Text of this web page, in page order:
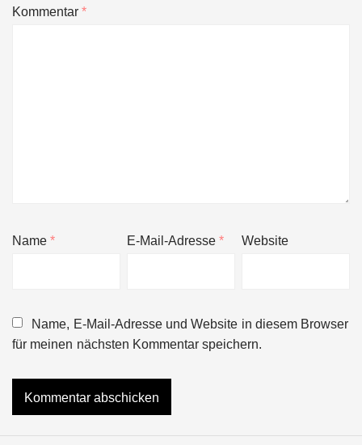
Kommentar*
Name* E-Mail-Adresse* Website
Name, E-Mail-Adresse und Website in diesem Browser
für meinen nächsten Kommentar speichern.